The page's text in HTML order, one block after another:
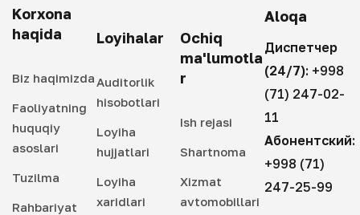
Korxona
haqida
Biz haqimizda
Faoliyatning
huquqiy
asoslari
Tuzilma
Rahbariyat
Loyihalar
Auditorlik
hisobotlari
Loyiha
hujjatlari
Loyiha
xaridlari
Ochiq
ma'lumotla
r
Ish rejasi
Shartnoma
Xizmat
avtomobillari
Aloqa
Диспетчер
(24/7): +998
(71) 247-02-
11
Абонентский:
+998 (71)
247-25-99